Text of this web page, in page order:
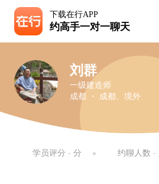
下载在行APP
约高手一对一聊天
刘群
一级建造师
成都 ・ 成都、境外
学员评分 - 分 约聊人数 -